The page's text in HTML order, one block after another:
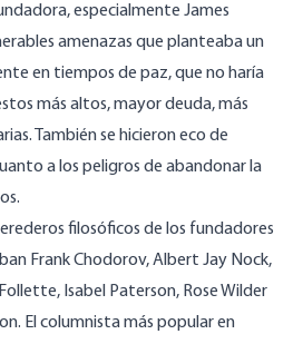
especialmente James
amenazas que planteaba un
en tiempos de paz, que no haría
más altos, mayor deuda, más
También se hicieron eco de
a los peligros de abandonar la
filosóficos de los fundadores
Frank Chodorov, Albert Jay Nock,
Isabel Paterson, Rose Wilder
El columnista más popular en